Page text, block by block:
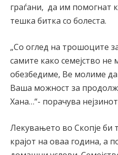
граѓани, да им помогнат
тешка битка со болеста.
„Со оглед на трошоците
самите како семејство не
обезбедиме, Ве молиме
Ваша можност за
Хана…“- порачува
Лекувањето во Скопје би
крајот на оваа година, а